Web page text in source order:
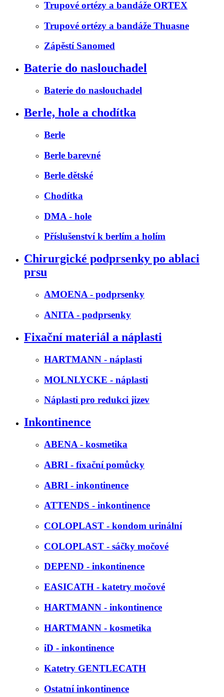
Trupové ortézy a bandáže ORTEX
Trupové ortézy a bandáže Thuasne
Zápěstí Sanomed
Baterie do naslouchadel
Baterie do naslouchadel
Berle, hole a chodítka
Berle
Berle barevné
Berle dětské
Chodítka
DMA - hole
Příslušenství k berlím a holím
Chirurgické podprsenky po ablaci
prsu
AMOENA - podprsenky
ANITA - podprsenky
Fixační materiál a náplasti
HARTMANN - náplasti
MOLNLYCKE - náplasti
Náplasti pro redukci jizev
Inkontinence
ABENA - kosmetika
ABRI - fixační pomůcky
ABRI - inkontinence
ATTENDS - inkontinence
COLOPLAST - kondom urinální
COLOPLAST - sáčky močové
DEPEND - inkontinence
EASICATH - katetry močové
HARTMANN - inkontinence
HARTMANN - kosmetika
iD - inkontinence
Katetry GENTLECATH
Ostatní inkontinence